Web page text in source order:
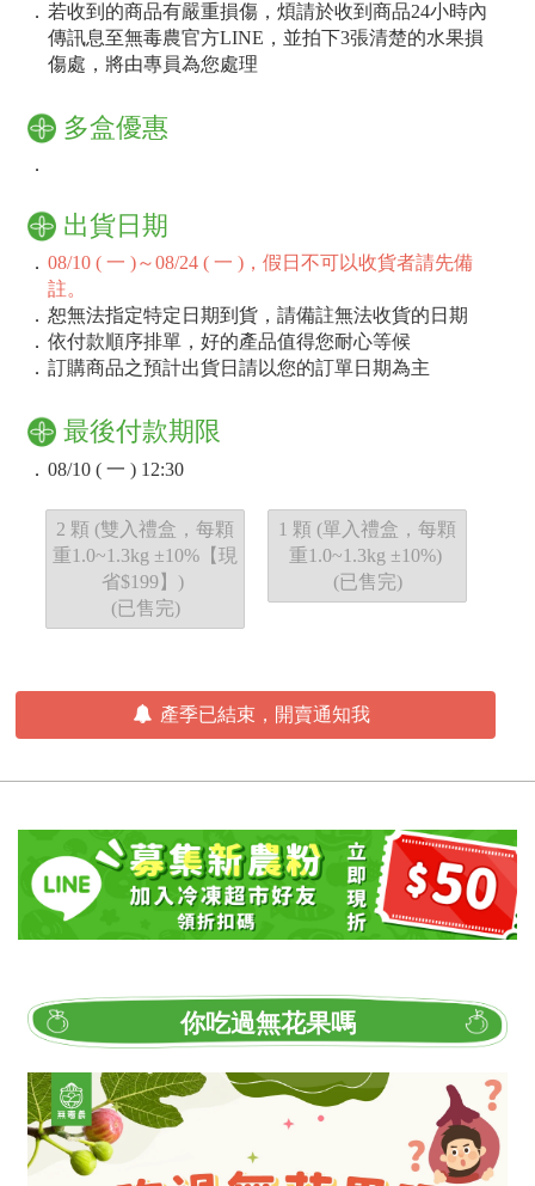
． 若收到的商品有嚴重損傷，煩請於收到商品24小時內
傳訊息至無毒農官方LINE，並拍下3張清楚的水果損
傷處，將由專員為您處理
多盒優惠
．
出貨日期
． 08/10 ( 一 )～08/24 ( 一 )，假日不可以收貨者請先備
註。
． 恕無法指定特定日期到貨，請備註無法收貨的日期
． 依付款順序排單，好的產品值得您耐心等候
． 訂購商品之預計出貨日請以您的訂單日期為主
最後付款期限
． 08/10 ( 一 ) 12:30
2 顆 (雙入禮盒，每顆
重1.0~1.3kg ±10%【現
省$199】)
(已售完)
1 顆 (單入禮盒，每顆
重1.0~1.3kg ±10%)
(已售完)
產季已結束，開賣通知我
你吃過無花果嗎